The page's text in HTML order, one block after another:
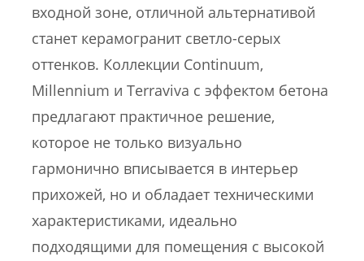
входной зоне, отличной альтернативой
станет керамогранит светло-серых
оттенков. Коллекции Continuum,
Millennium и Terraviva с эффектом бетона
предлагают практичное решение,
которое не только визуально
гармонично вписывается в интерьер
прихожей, но и обладает техническими
характеристиками, идеально
подходящими для помещения с высокой